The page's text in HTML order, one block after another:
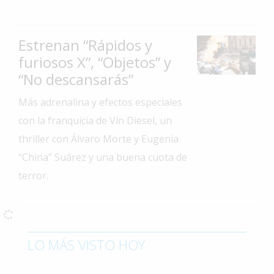
La
Ciudad
Deportes
y
Espectáculos
Policiales
Familia
Estrenan “Rápidos y
furiosos X”, “Objetos” y
“No descansarás”
Más adrenalina y efectos especiales
con la franquicia de Vin Diesel, un
thriller con Álvaro Morte y Eugenia
“China” Suárez y una buena cuota de
terror.
LO MÁS VISTO HOY